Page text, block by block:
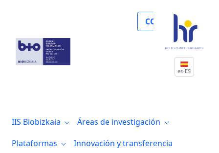
COLABORA
es-ES
IIS Biobizkaia
Áreas de investigación
Plataformas
Innovación y transferencia